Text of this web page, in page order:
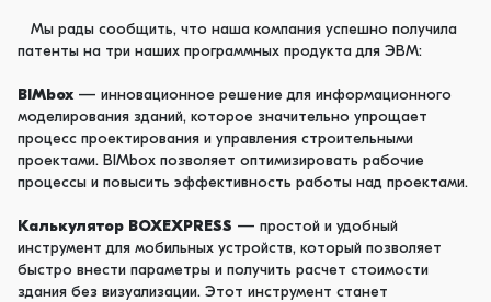
Мы рады сообщить, что наша компания успешно получила
патенты на три наших программных продукта для ЭВМ:
BIMbox — инновационное решение для информационного
моделирования зданий, которое значительно упрощает
процесс проектирования и управления строительными
проектами. BIMbox позволяет оптимизировать рабочие
процессы и повысить эффективность работы над проектами.
Калькулятор BOXEXPRESS — простой и удобный
инструмент для мобильных устройств, который позволяет
быстро внести параметры и получить расчет стоимости
здания без визуализации. Этот инструмент станет